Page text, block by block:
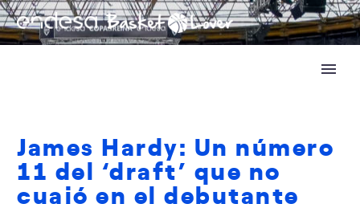
James Hardy: Un número
11 del ‘draft’ que no
cuajó en el debutante